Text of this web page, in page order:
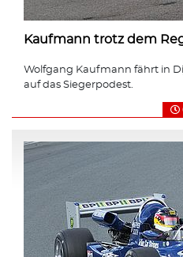
Kaufmann trotz dem
Wolfgang Kaufmann fährt in
auf das Siegerpodest.